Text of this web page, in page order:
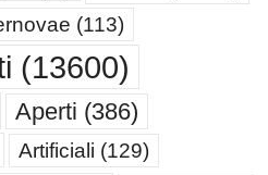
(113)
(13600)
Aperti (386)
Artificiali (129)